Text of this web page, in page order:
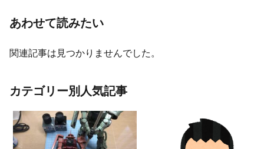
あわせて読みたい
関連記事は見つかりませんでした。
カテゴリー別人気記事